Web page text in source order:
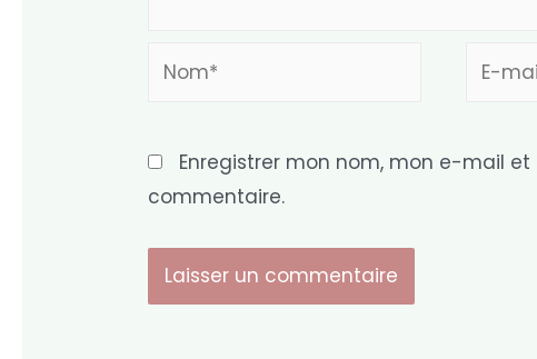
Nom*
E-
Enregistrer mon nom, mon e-mail
commentaire.